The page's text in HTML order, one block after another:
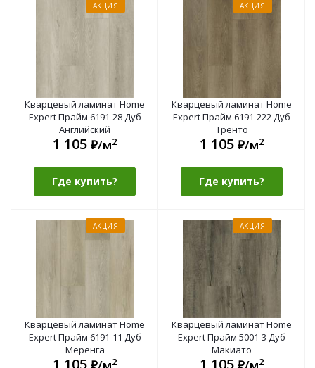
АКЦИЯ
Кварцевый ламинат Home
Expert Прайм 6191-28 Дуб
Английский
1 105 ₽/м2
Где купить?
АКЦИЯ
Кварцевый ламинат Home
Expert Прайм 6191-222 Дуб
Тренто
1 105 ₽/м2
Где купить?
АКЦИЯ
Кварцевый ламинат Home
Expert Прайм 6191-11 Дуб
Меренга
1 105 2
АКЦИЯ
Кварцевый ламинат Home
Expert Прайм 5001-3 Дуб
Макиато
1 105 2